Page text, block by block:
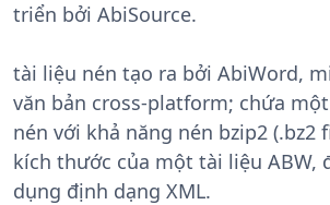
triển bởi AbiSource.
tài liệu nén tạo ra bởi AbiWord,
văn bản cross-platform; chứa
nén với khả năng nén bzip2 (.bz2
kích thước của một tài liệu ABW,
dụng định dạng XML.